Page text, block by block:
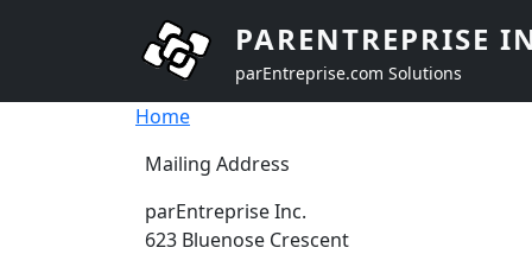
PARENTREPRISE
parEntreprise.com Solutions
Breadcrumb
Home
Mailing Address
parEntreprise Inc.
623 Bluenose Crescent